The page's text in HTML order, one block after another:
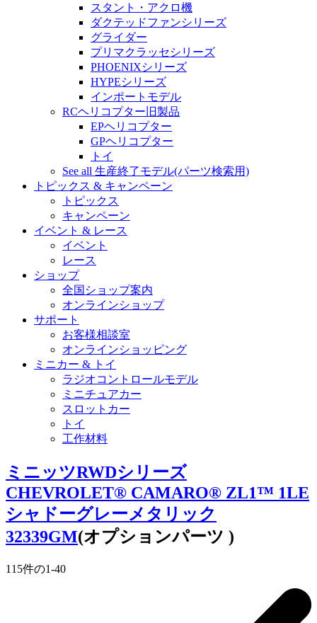
スタント・アクロ機
ダクテッドファンシリーズ
グライダー
プリマクラッセシリーズ
PHOENIXシリーズ
HYPEシリーズ
インポートモデル
RCヘリコプター旧製品
EPヘリコプター
GPヘリコプター
トイ
See all 生産終了モデル(パーツ検索用)
トピックス & キャンペーン
トピックス
キャンペーン
イベント & レース
イベント
レース
ショップ
全国ショップ案内
オンラインショップ
サポート
お客様相談室
オンラインショッピング
ミニカー & トイ
ラジオコントロールモデル
ミニチュアカー
スロットカー
トイ
工作材料
ミニッツRWDシリーズ
CHEVROLET® CAMARO® ZL1™ 1LE
シャドーグレーメタリック
32339GM(オプションパーツ )
115件の1-40